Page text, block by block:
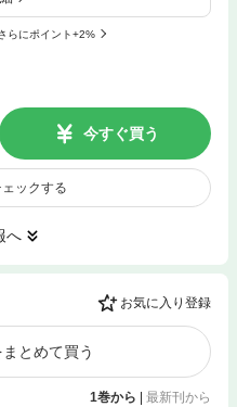
らにポイント+2%
今すぐ買う
ックする
へ
お気に入り登録
とめて買う
1巻から 最新刊から